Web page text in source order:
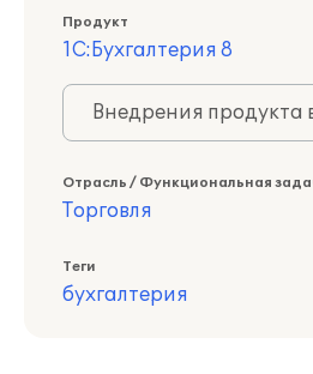
Продукт
1С:Бухгалтерия 8
Внедрения продукта
Отрасль / Функциональная
Торговля
Теги
бухгалтерия